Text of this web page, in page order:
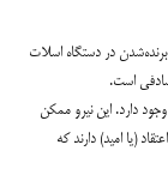
در دستگاه اسلات
است.
دارد. این نیرو ممکن
(یا امید) دارند که